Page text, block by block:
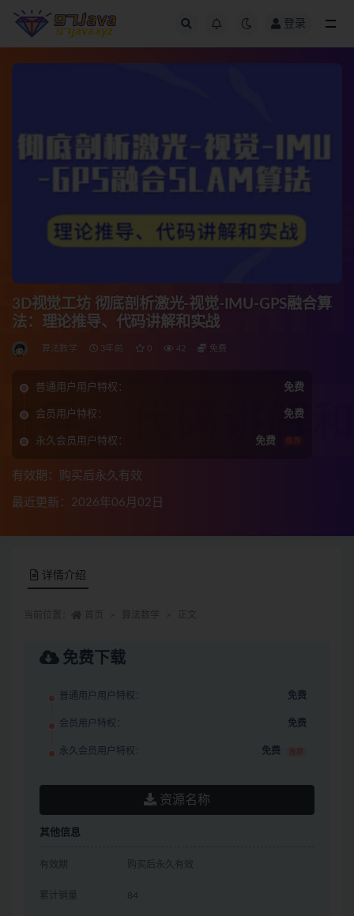
登录
3D视觉工坊 彻底剖析激光-视觉-IMU-GPS融合算
法：理论推导、代码讲解和实战
算法数学 3年前 0 42 免费
普通用户用户特权： 免费
会员用户特权： 免费
永久会员用户特权： 免费 推荐
有效期：购买后永久有效
最近更新：2026年06月02日
详情介绍
免费下载
普通用户用户特权： 免费
会员用户特权： 免费
永久会员用户特权： 免费 推荐
资源名称
其他信息
有效期 购买后永久有效
累计销量 84